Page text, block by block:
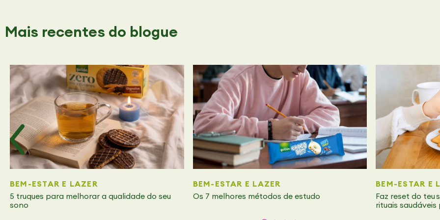
Mais recentes do blogue
5 truques para melhorar a qualidade do seu
sono
BEM-ESTAR E LAZER
Os 7 melhores métodos de estudo
BEM-ESTAR E LAZER
Faz reset do teu
rituais
BEM-ESTAR E